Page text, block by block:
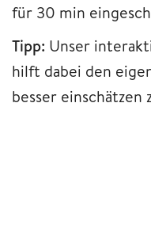
für 30 min
Tipp: Unser
hilft dabei den
besser einschätzen